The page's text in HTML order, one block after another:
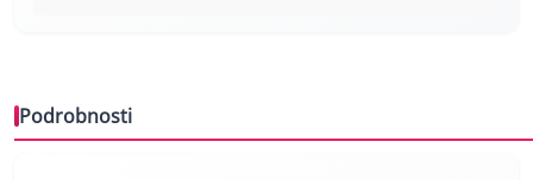
Podrobnosti